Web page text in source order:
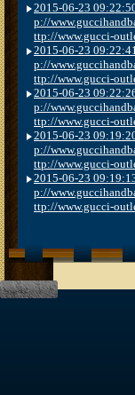
2015-06-23
p://
ttp://www.gucci-
2015-06-23
p://
ttp://www.gucci-
2015-06-23
p://
ttp://www.gucci-
2015-06-23
p://
ttp://www.gucci-
2015-06-23
p://
ttp://www.gucci-